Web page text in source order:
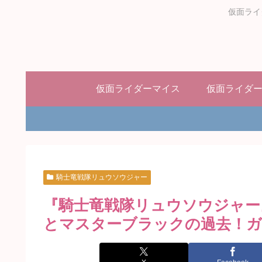
仮面ラ
仮面ライダーマイス 仮面ライダ
騎士竜戦隊リュウソウジャー
『騎士竜戦隊リュウソウジャ
とマスターブラックの過去！